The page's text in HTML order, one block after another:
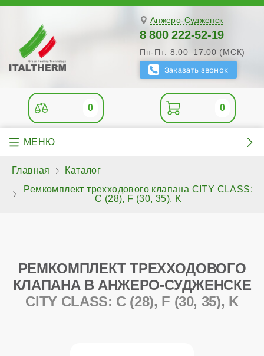
Анжеро-Судженск
8 800 222-52-19
Пн-Пт: 8:00–17:00 (МСК)
0 0
Главная
Каталог
Ремкомплект трехходового клапана CITY CLASS:
C (28), F (30, 35), K
РЕМКОМПЛЕКТ ТРЕХХОДОВОГО
КЛАПАНА В АНЖЕРО-СУДЖЕНСКЕ
CITY CLASS: C (28), F (30, 35), K